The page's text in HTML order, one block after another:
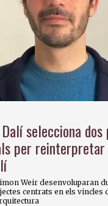
selecciona
per reinterpretar
Weir desenvoluparan
centrats en els vincles